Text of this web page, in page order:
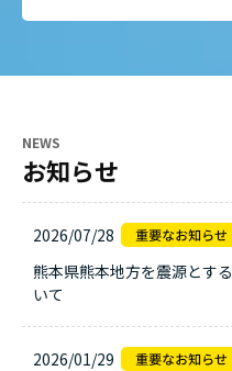
NEWS
お知らせ
2026/07/28
熊本県熊本地方を震源とす
いて
2026/01/29